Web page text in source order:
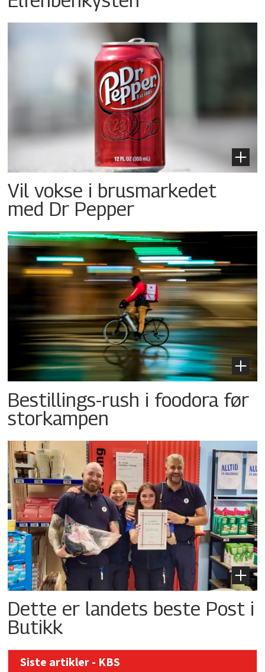
Vil vokse i brusmarkedet
med Dr Pepper
Bestillings-rush i foodora før
storkampen
Dette er landets beste Post i
Butikk
Siste artikler - KBS